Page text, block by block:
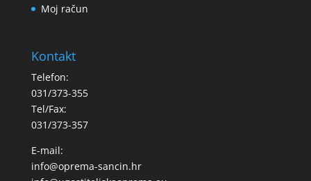
Moj račun
Kontakt
Telefon:
031/373-355
Tel/Fax:
031/373-357
E-mail:
info@oprema-sancin.hr